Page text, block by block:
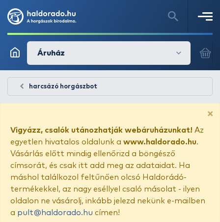
Áruház
harcsázó horgászbot
×
Vigyázz, csalók utánozhatják webáruházunkat! Az
egyetlen hivatalos oldalunk a www.haldorado.hu.
Vásárlás előtt mindig ellenőrizd a böngésző
címsorát, és csak itt add meg az adataidat. Ha
máshol találkozol feltűnően olcsó Haldorádó-
termékekkel, az nagy eséllyel csaló másolat - ilyen
oldalon ne vásárolj, inkább jelezd nekünk e-mailben
a pult@haldorado.hu címen!